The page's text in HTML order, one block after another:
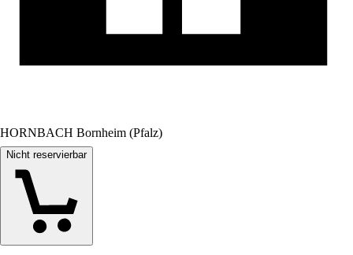
HORNBACH Bornheim (Pfalz)
Nicht reservierbar